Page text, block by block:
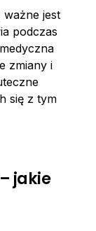
ważne jest
podczas
zmiany i
się z tym
jakie